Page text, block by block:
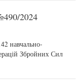
2024
навчально-
Збройних Сил